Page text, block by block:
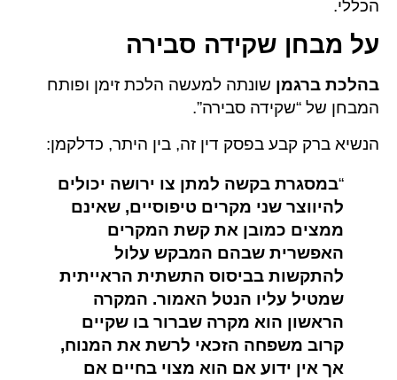
הכללי.
על מבחן שקידה סבירה
בהלכת ברגמן שונתה למעשה הלכת זימן ופותח
המבחן של “שקידה סבירה”.
הנשיא ברק קבע בפסק דין זה, בין היתר, כדלקמן:
“במסגרת בקשה למתן צו ירושה יכולים
להיווצר שני מקרים טיפוסיים, שאינם
ממצים כמובן את קשת המקרים
האפשרית שבהם המבקש עלול
להתקשות בביסוס התשתית הראייתית
שמטיל עליו הנטל האמור. המקרה
הראשון הוא מקרה שברור בו שקיים
קרוב משפחה הזכאי לרשת את המנוח,
אך אין ידוע אם הוא מצוי בחיים אם